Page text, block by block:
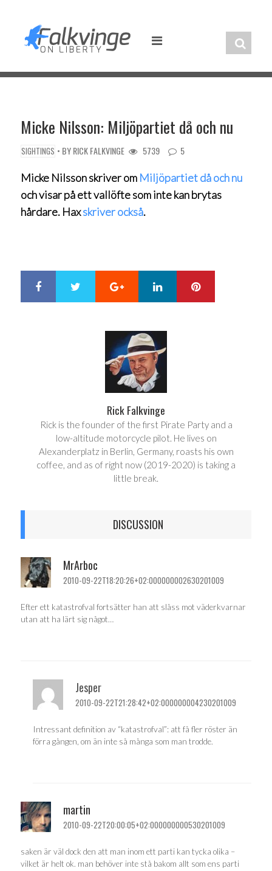
content
Micke Nilsson: Miljöpartiet då och nu
SIGHTINGS • BYRICK FALKVINGE 5739 5
Micke Nilsson skriver om Miljöpartiet då och nu
och visar på ett vallöfte som inte kan brytas
hårdare. Haxskriver också.
Google+ LinkedIn
Rick Falkvinge
Rick is the founder of the first Pirate Party and a
low-altitude motorcycle pilot. He lives on
Alexanderplatz in Berlin, Germany, roasts his own
coffee, and as of right now (2019-2020) is taking a
little break.
DISCUSSION
MrArboc
2010-09-22T18:20:26+02:000000002630201009
Efter ett katastrofval fortsätter han att slåss mot väderkvarnar
utan att ha lärt sig något…
Jesper
2010-09-22T21:28:42+02:000000004230201009
Intressant definition av “katastrofval”: att få fler röster än
förra gången, om än inte så många som man trodde.
martin
2010-09-22T20:00:05+02:000000000530201009
saken är väl dock den att man inom ett parti kan tycka olika –
vilket är helt ok. man behöver inte stå bakom allt som ens parti